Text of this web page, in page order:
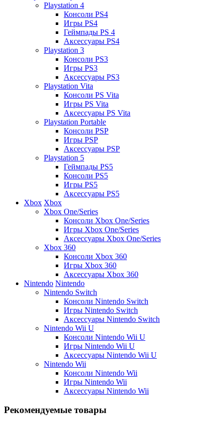
Playstation 4
Консоли PS4
Игры PS4
Геймпады PS 4
Аксессуары PS4
Playstation 3
Консоли PS3
Игры PS3
Аксессуары PS3
Playstation Vita
Консоли PS Vita
Игры PS Vita
Аксессуары PS Vita
Playstation Portable
Консоли PSP
Игры PSP
Аксессуары PSP
Playstation 5
Геймпады PS5
Консоли PS5
Игры PS5
Аксессуары PS5
Xbox Xbox
Xbox One/Series
Консоли Xbox One/Series
Игры Xbox One/Series
Аксессуары Xbox One/Series
Xbox 360
Консоли Xbox 360
Игры Xbox 360
Аксессуары Xbox 360
Nintendo Nintendo
Nintendo Switch
Консоли Nintendo Switch
Игры Nintendo Switch
Аксессуары Nintendo Switch
Nintendo Wii U
Консоли Nintendo Wii U
Игры Nintendo Wii U
Аксессуары Nintendo Wii U
Nintendo Wii
Консоли Nintendo Wii
Игры Nintendo Wii
Аксессуары Nintendo Wii
Рекомендуемые товары